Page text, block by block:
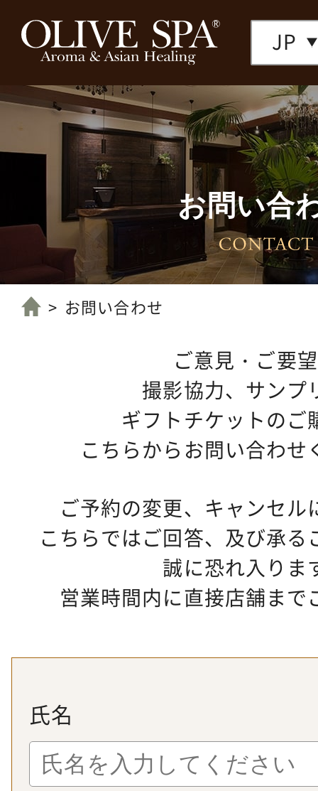
JP
店舗一覧へお問い合
お問い合わせ
ご意見・ご要
撮影協力、サンプ
ギフトチケットのご
こちらからお問い合わせ
ご予約の変更、キャンセル
こちらではご回答、及び承
誠に恐れ入りま
営業時間内に直接店舗まで
氏名